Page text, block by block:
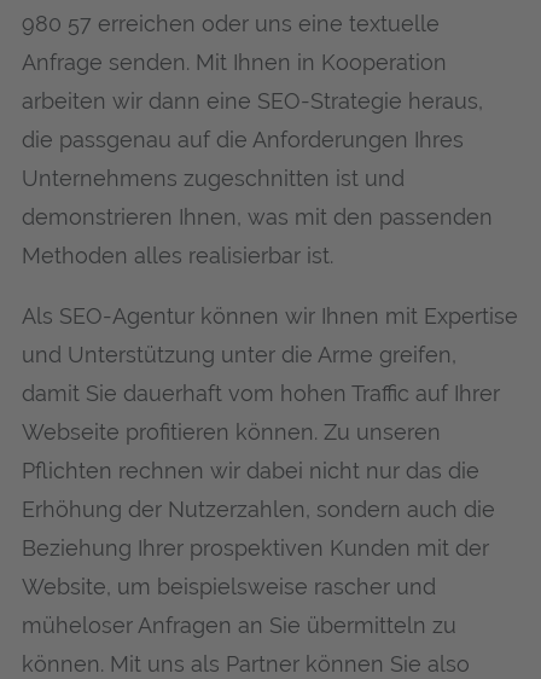
980 57 erreichen oder uns eine textuelle
Anfrage senden. Mit Ihnen in Kooperation
arbeiten wir dann eine SEO-Strategie heraus,
die passgenau auf die Anforderungen Ihres
Unternehmens zugeschnitten ist und
demonstrieren Ihnen, was mit den passenden
Methoden alles realisierbar ist.
Als SEO-Agentur können wir Ihnen mit Expertise
und Unterstützung unter die Arme greifen,
damit Sie dauerhaft vom hohen Traffic auf Ihrer
Webseite profitieren können. Zu unseren
Pflichten rechnen wir dabei nicht nur das die
Erhöhung der Nutzerzahlen, sondern auch die
Beziehung Ihrer prospektiven Kunden mit der
Website, um beispielsweise rascher und
müheloser Anfragen an Sie übermitteln zu
können. Mit uns als Partner können Sie also